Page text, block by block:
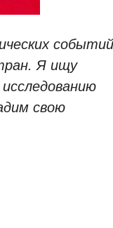
Я ищу
свою